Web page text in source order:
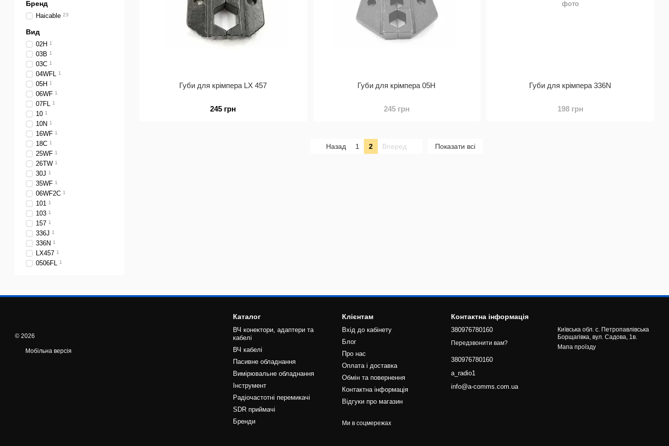
Губи для крімпера LX 457
245 грн
Губи для крімпера 05H
245 грн
Губи для крімпера 336N
198 грн
Назад 1 2 Вперед Показати всі
Бренд
Haicable 23
Вид
02H 1
03B 1
03C 1
04WFL 1
05H 1
06WF 1
07FL 1
10 1
10N 1
16WF 1
18C 1
25WF 1
26TW 1
30J 1
35WF 1
06WF2C 1
101 1
103 1
157 1
336J 1
336N 1
LX457 1
0506FL 1
© 2026
Мобільна версія
Каталог
ВЧ конектори, адаптери та
кабелі
ВЧ кабелі
Пасивне обладнання
Вимірювальне обладнання
Інструмент
Радіочастотні перемикачі
SDR приймачі
Бренди
Клієнтам
Вхід до кабінету
Блог
Про нас
Оплата і доставка
Обмін та повернення
Контактна інформація
Відгуки про магазин
Ми в соцмережах
Контактна інформація
380976780160
Передзвонити вам?
380976780160
a_radio1
info@a-comms.com.ua
Київська обл. с. Петропавлівська
Борщагівка, вул. Садова, 1в.
Мапа проїзду